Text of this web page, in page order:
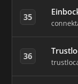
35
36